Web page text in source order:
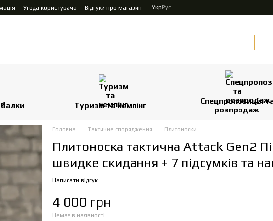
Угода користувача Відгуки про магазин УкрРус
Туризм та кемпінг
Спецпропозиція
розпродаж
Головна Тактичне спорядження Плитоноски
Плитоноска тактична Attack Gen2
швидке скидання + 7 підсумків та
Написати відгук
4 000 грн
Немає в наявності